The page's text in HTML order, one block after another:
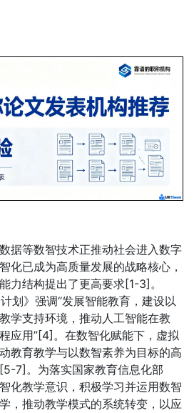
据等数智技术正推动社会进入数字
化已成为高质量发展的战略核心，
力结构提出了更高要求[1-3]。
划》强调“发展智能教育，建设以
学支持环境，推动人工智能在教
应用”[4]。在数智化赋能下，虚拟
教育教学与以数智素养为目标的高
7]。为落实国家教育信息化部
化教学意识，积极学习并运用数智
，推动教学模式的系统转变，以应